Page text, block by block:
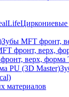
Циркониевые
Зубы MFT фронт,
фронт, верх,
верх, форма
PU (3D Master)
материалов